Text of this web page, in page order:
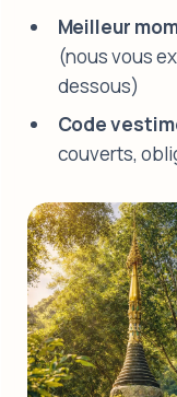
Meilleur
(nous vous
dessous)
Code
couverts,